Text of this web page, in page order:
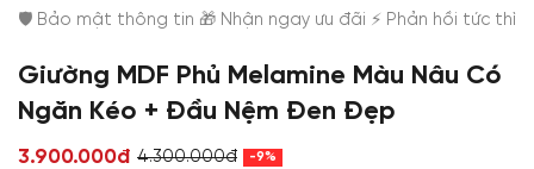
Giường MDF Phủ Melamine Màu Nâu Có
Ngăn Kéo + Đầu Nệm Đen Đẹp
3.900.000đ 4.300.000đ -9%